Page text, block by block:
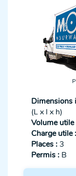
Dimensions
(L x l x h)
Volume utile
Charge utile :
Places : 3
Permis : B